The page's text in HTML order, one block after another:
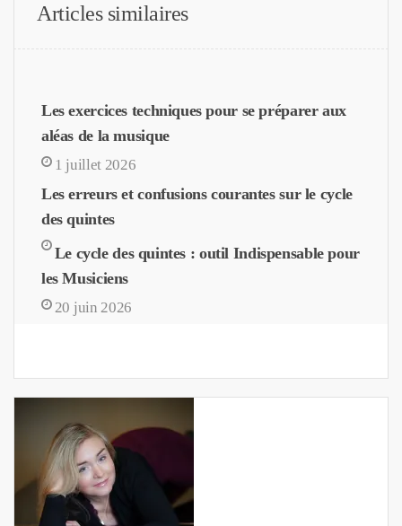
Articles similaires
Les exercices techniques pour se préparer aux
aléas de la musique
1 juillet 2026
Les erreurs et confusions courantes sur le cycle
des quintes
Le cycle des quintes : outil Indispensable pour
les Musiciens
20 juin 2026